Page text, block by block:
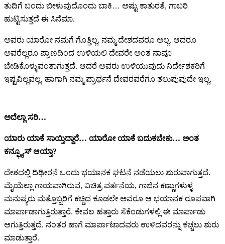
ತುದಿಗೆ ಬಂದು ಬೀಳುವುದೊಂದು ಬಾಕಿ… ಅಷ್ಟು ಕಾತುರತೆ, ಗಾಬರಿ
ಹುಟ್ಟಿಸುತ್ತದೆ ಈ ಸಿನೆಮಾ.
ಅವರು ಯಾರೋ ನಮಗೆ ಗೊತ್ತಿಲ್ಲ. ನಮ್ಮ ದೇಶದವರೂ ಅಲ್ಲ. ಆದರೂ
ಅವರೆಲ್ಲರೂ ಪ್ರಾಣದಿಂದ ಉಳಿಯಲಿ ದೇವರೇ ಅಂತ ನಾವೂ
ಬೇಡಿಕೊಳ್ಳುವಂತಾಗುತ್ತದೆ. ಆದರೆ ಅವರು ಉಳಿಯುವುದು ನಿರ್ದೇಶಕರಿಗೆ
ಇಷ್ಟವಿಲ್ಲವಲ್ಲ. ಹಾಗಾಗಿ ನಮ್ಮ ಪ್ರಾರ್ಥನೆ ದೇವರವರೆಗೂ ತಲುಪುವುದೇ ಇಲ್ಲ.
ಅದೆಲ್ಲಾ ಸರಿ…
ಯಾರು ಯಾಕೆ ಸಾಯ್ತಿದ್ದಾರೆ… ಯಾರೋ ಯಾಕೆ ಬದುಕಬೇಕು… ಅಂತ
ಕನ್ಫ್ಯೂಸ್ ಆಯ್ತಾ?
ದೇಶದಲ್ಲಿ ದಿಢೀರನೆ ಒಂದು ಭಯಾನಕ ಘಟನೆ ನಡೆಯಲು ಶುರುವಾಗುತ್ತದೆ.
ಮೈಯೆಲ್ಲಾ ಗಾಯವಾಗಿರುವ, ವಿಚಿತ್ರ ವರ್ತನೆಯ, ಗಾಜಿನ ಕಣ್ಣುಗಳುಳ್ಳ
ಮನುಷ್ಯರು ಮತ್ತೊಬ್ಬರಿಗೆ ಕಚ್ಚಿದ ಕೂಡಲೇ ಅವರೂ ಆ ಭಯಾನಕ ರೂಪವಾಗಿ
ಮಾರ್ಪಾಡಾಗುತ್ತಿರುತ್ತಾರೆ. ಕೇವಲ ಹತ್ತಾರು ಸೆಕೆಂಡುಗಳಲ್ಲಿ ಈ ಮಾರ್ಪಾಡು
ಆಗುತ್ತಿರುತ್ತದೆ. ನಂತರ ಹಾಗೆ ಮಾರ್ಪಾಟಾದವರು ಉಳಿದವರನ್ನು ಕಚ್ಚಲು ಶುರು
ಮಾಡುತ್ತಾರೆ.